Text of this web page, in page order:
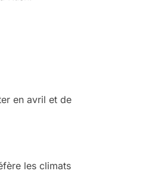
en avril et de
les climats